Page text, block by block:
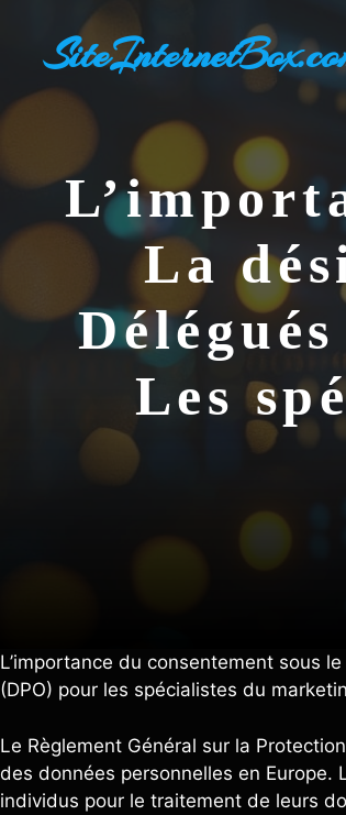
contenu
La
Les
L’importance du consentement sous
(DPO) pour les spécialistes du
Le Règlement Général sur la
des données personnelles en Europe.
individus pour le traitement de leurs